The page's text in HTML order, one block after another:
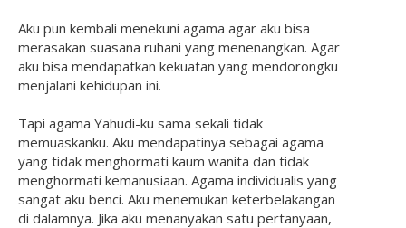
Aku pun kembali menekuni agama agar aku bisa
merasakan suasana ruhani yang menenangkan. Agar
aku bisa mendapatkan kekuatan yang mendorongku
menjalani kehidupan ini.
Tapi agama Yahudi-ku sama sekali tidak
memuaskanku. Aku mendapatinya sebagai agama
yang tidak menghormati kaum wanita dan tidak
menghormati kemanusiaan. Agama individualis yang
sangat aku benci. Aku menemukan keterbelakangan
di dalamnya. Jika aku menanyakan satu pertanyaan,